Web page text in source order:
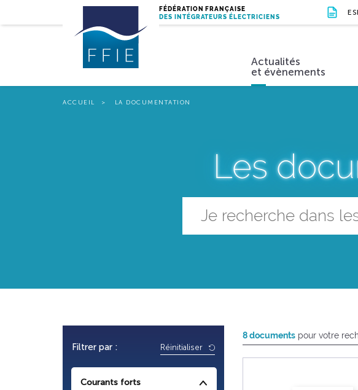
FÉDÉRATION FRANÇAISE
DES INTÉGRATEURS ÉLECTRICIENS
Actualités
et évènements
ACCUEIL LA DOCUMENTATION
Les
Filtrer par : Réinitialiser
Courants forts
8 documentspour votre